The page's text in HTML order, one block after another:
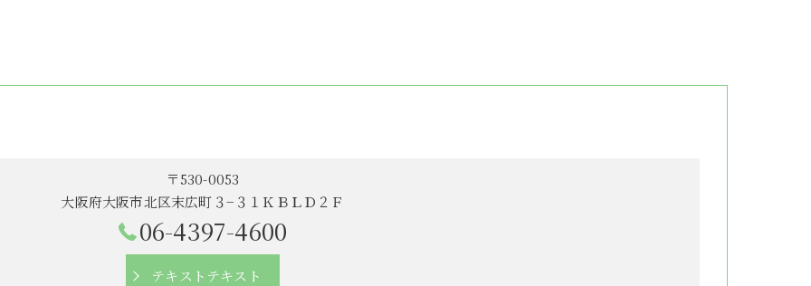
〒530-0053
大阪府大阪市北区末広町３−３１ＫＢＬＤ２Ｆ
06-4397-4600
テキストテキスト